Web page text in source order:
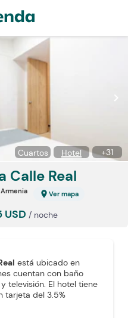
chevron_right
Hotel
Cuartos +31
Calle Real
location_on Ver mapa
USD / noche
está ubicado en
cuentan con baño
televisión. El hotel tiene
tarjeta del 3.5%